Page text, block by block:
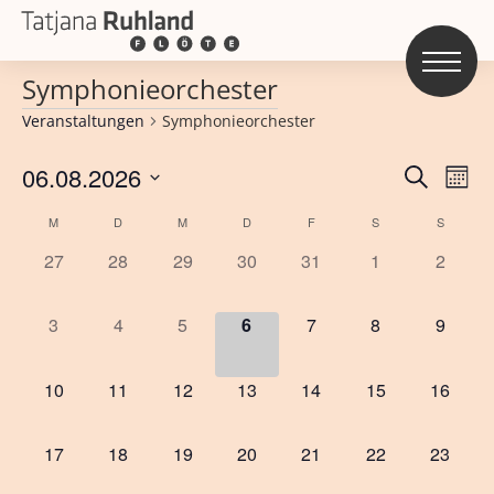
Symphonieorchester
Veranstaltungen Symphonieorchester
Such-
und
Suche
06.08.2026
das
aus.
Kalender
von
Veranstaltungen
M D M D F S S
0
27
0
28
0
29
0
30
0
31
0
1
0
2
0
3
0
4
0
5
0
6
0
7
0
8
0
9
0
10
0
11
0
12
0
13
0
14
0
15
0
16
0
17
0
18
0
19
0
20
0
21
0
22
0
23